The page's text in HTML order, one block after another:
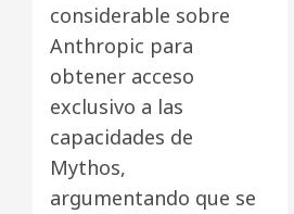
considerable sobre
Anthropic para
obtener acceso
exclusivo a las
capacidades de
Mythos,
argumentando que se